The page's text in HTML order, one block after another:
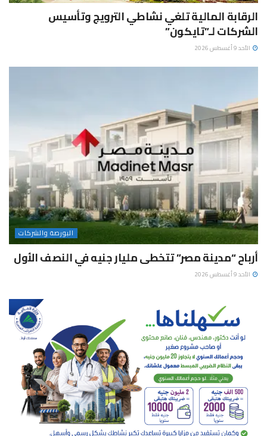
الرقابة المالية تلغي نشاطي الترويج وتأسيس
الشركات لـ”تايكون”
الأحد 9 أغسطس 2026
البورصة والشركات
أرباح “مدينة مصر” تتخطى مليار جنيه في النصف الأول
الأحد 9 أغسطس 2026